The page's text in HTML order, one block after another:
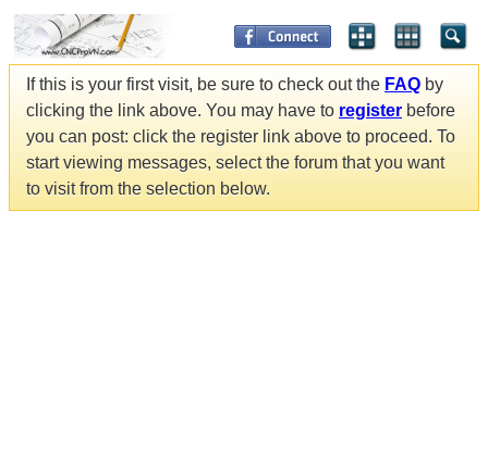
If this is your first visit, be sure to check out the FAQ by
clicking the link above. You may have to register before
you can post: click the register link above to proceed. To
start viewing messages, select the forum that you want
to visit from the selection below.